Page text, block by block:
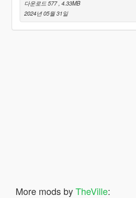
다운로드 577 , 4.33MB
2024년 05월 31일
More mods byTheVille: